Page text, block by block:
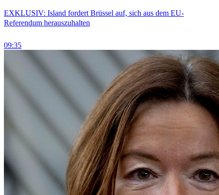
EXKLUSIV: Island fordert Brüssel auf, sich aus dem EU-
Referendum herauszuhalten
09:35